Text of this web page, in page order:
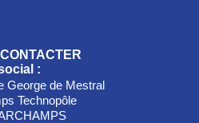
:
George de Mestral
Technopôle